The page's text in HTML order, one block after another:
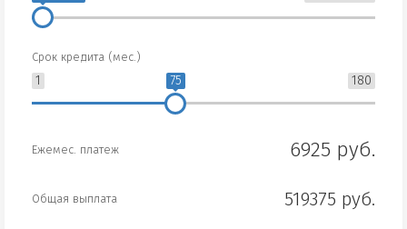
Срок кредита (мес.)
1 180
75
Ежемес. платеж 6925 руб.
Общая выплата 519375 руб.